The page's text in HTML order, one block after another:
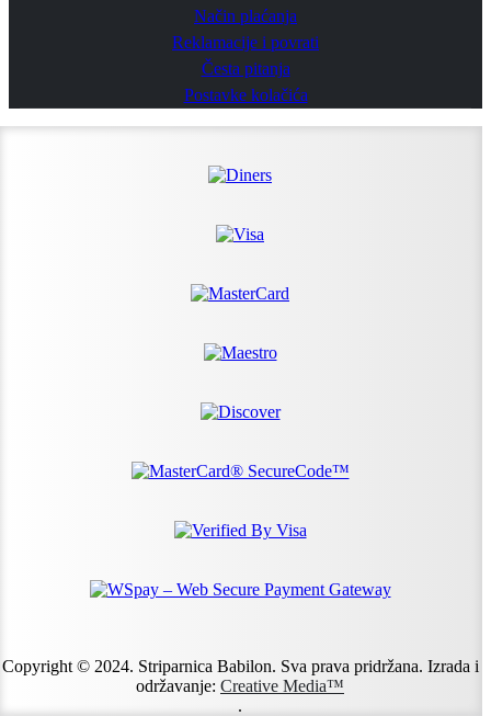
Način plaćanja
Reklamacije i povrati
Česta pitanja
Postavke kolačića
Copyright © 2024. Striparnica Babilon. Sva prava pridržana. Izrada i
održavanje: Creative Media™
.